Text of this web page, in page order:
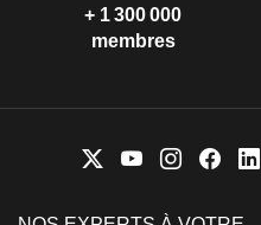
+ 1 300 000
membres